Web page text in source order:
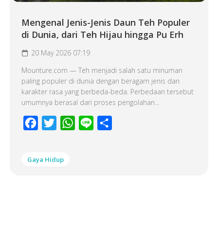
Mengenal Jenis-Jenis Daun Teh Populer
di Dunia, dari Teh Hijau hingga Pu Erh
20 May 2026 07:19
Mounture.com — Teh menjadi salah satu minuman
paling populer di dunia dengan beragam jenis dan
karakter rasa yang berbeda-beda. Perbedaan tersebut
umumnya berasal dari proses pengolahan...
Facebook
Twitter WhatsApp
Line
Gaya Hidup